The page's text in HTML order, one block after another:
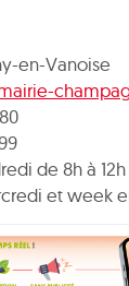
en-Vanoise
de 8h à 12h
et week